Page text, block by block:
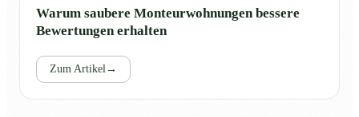
Warum saubere Monteurwohnungen bessere
Bewertungen erhalten
Zum Artikel→